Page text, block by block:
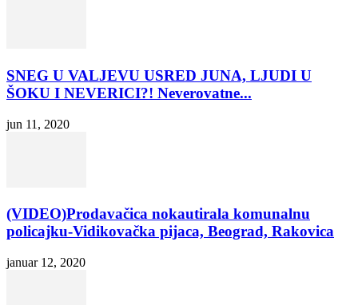
SNEG U VALJEVU USRED JUNA, LJUDI U
ŠOKU I NEVERICI?! Neverovatne...
jun 11, 2020
(VIDEO)Prodavačica nokautirala komunalnu
policajku-Vidikovačka pijaca, Beograd, Rakovica
januar 12, 2020